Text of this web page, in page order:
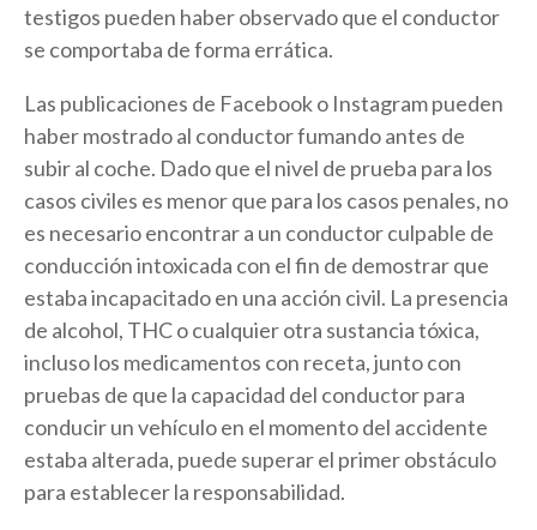
testigos pueden haber observado que el conductor
se comportaba de forma errática.
Las publicaciones de Facebook o Instagram pueden
haber mostrado al conductor fumando antes de
subir al coche. Dado que el nivel de prueba para los
casos civiles es menor que para los casos penales, no
es necesario encontrar a un conductor culpable de
conducción intoxicada con el fin de demostrar que
estaba incapacitado en una acción civil. La presencia
de alcohol, THC o cualquier otra sustancia tóxica,
incluso los medicamentos con receta, junto con
pruebas de que la capacidad del conductor para
conducir un vehículo en el momento del accidente
estaba alterada, puede superar el primer obstáculo
para establecer la responsabilidad.